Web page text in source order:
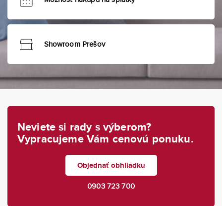
Showroom Prešov
Neviete si rady s výberom?
Vypracujeme Vám cenovú ponuku.
Objednať obhliadku
0903 723 700